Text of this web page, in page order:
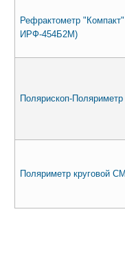
Рефрактометр
ИРФ-454Б2М)
Полярископ-
Поляриметр круговой